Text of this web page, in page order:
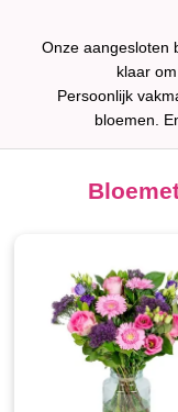
Onze aangesloten
klaar
Persoonlijk
bloemen.